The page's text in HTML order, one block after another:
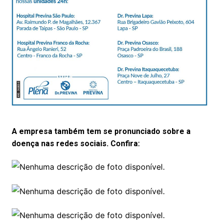
A empresa também tem se pronunciado sobre a
doença nas redes sociais. Confira: